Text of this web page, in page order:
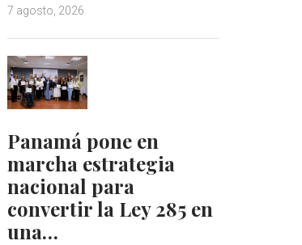
7 agosto, 2026
Panamá pone en
marcha estrategia
nacional para
convertir la Ley 285 en
una…